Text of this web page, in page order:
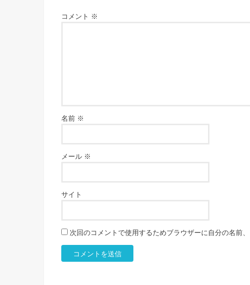
コメント ※
名前 ※
メール ※
サイト
次回のコメントで使用するためブラウザーに自分の名前